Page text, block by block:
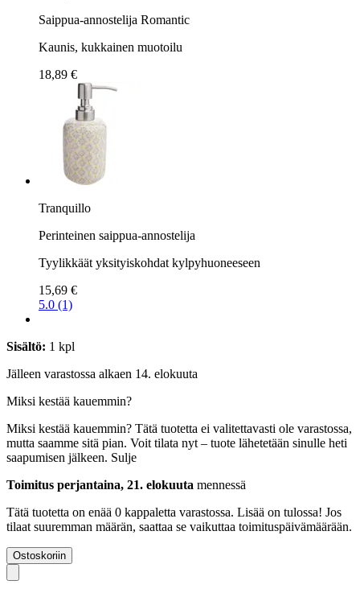
Saippua-annostelija Romantic
Kaunis, kukkainen muotoilu
18,89 €
Tranquillo
Perinteinen saippua-annostelija
Tyylikkäät yksityiskohdat kylpyhuoneeseen
15,69 €
5.0 (1)
Sisältö: 1 kpl
Jälleen varastossa alkaen 14. elokuuta
Miksi kestää kauemmin?
Miksi kestää kauemmin? Tätä tuotetta ei valitettavasti ole varastossa,
mutta saamme sitä pian. Voit tilata nyt – tuote lähetetään sinulle heti
saapumisen jälkeen. Sulje
Toimitus perjantaina, 21. elokuuta mennessä
Tätä tuotetta on enää 0 kappaletta varastossa. Lisää on tulossa! Jos
tilaat suuremman määrän, saattaa se vaikuttaa toimituspäivämäärään.
Ostoskoriin